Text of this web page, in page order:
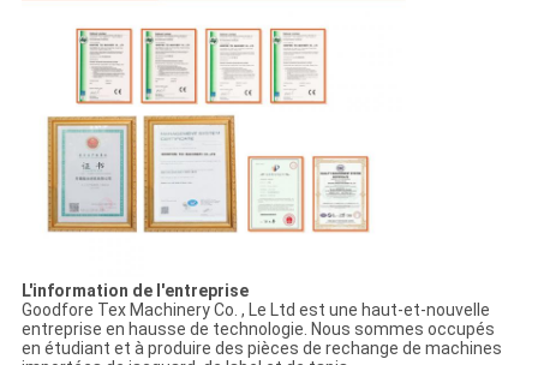
L'information de l'entreprise
Goodfore Tex Machinery Co. , Le Ltd est une haut-et-nouvelle
entreprise en hausse de technologie. Nous sommes occupés
en étudiant et à produire des pièces de rechange de machines